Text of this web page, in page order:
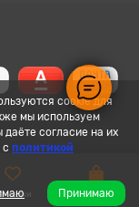
cookie для
мы используем
согласие на их
с политикой
Принимаю
Корзина